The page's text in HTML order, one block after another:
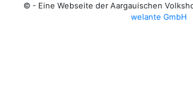
© - Eine Webseite der Aargauischen
welante GmbH